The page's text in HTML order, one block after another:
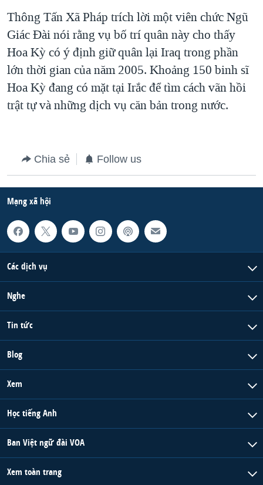
KINH TẾ
KHOA HỌC
SỨC KHOẺ
VĂN HOÁ
GIẢI MÃ VÀNH ĐAI & CON ĐƯỜNG
NGÀY TỊ NẠN THẾ GIỚI
TRỊNH VĨNH BÌNH - NGƯỜI HẠ 'BÊN THẮNG CUỘC'
GROUND ZERO – XƯA VÀ NAY
CHI PHÍ CHIẾN TRANH AFGHANISTAN
THƯỢNG ĐỈNH TRUMP-KIM TẠI VIỆT NAM
TRỊNH VĨNH BÌNH VS. CHÍNH PHỦ VIỆT NAM
QUAN HỆ VIỆT MỸ
MẠNG XÃ HỘI
Ngôn ngữ khác
Thông Tấn Xã Pháp trích lời một viên chức Ngũ
Giác Đài nói rằng vụ bố trí quân này cho thấy
Hoa Kỳ có ý định giữ quân lại Iraq trong phần
lớn thời gian của năm 2005. Khoảng 150 binh sĩ
Hoa Kỳ đang có mặt tại Irắc để tìm cách vãn hồi
trật tự và những dịch vụ căn bản trong nước.
Chia sẻ Follow us
Mạng xã hội
Các dịch vụ
Nghe
Tin tức
Blog
Xem
Học tiếng Anh
Ban Việt ngữ đài VOA
Xem toàn trang